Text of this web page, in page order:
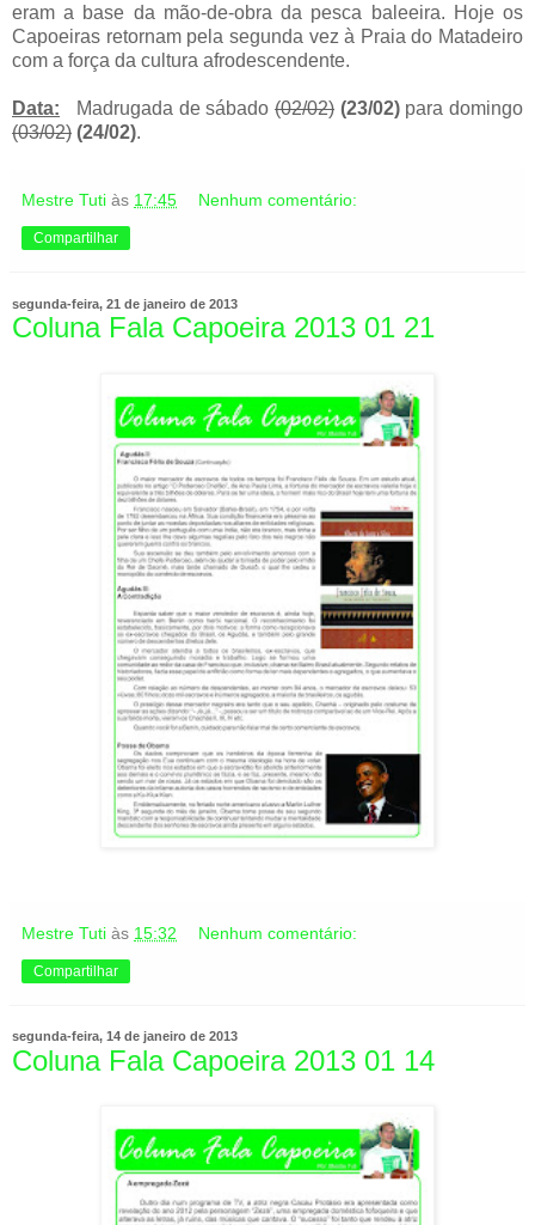
eram a base da mão-de-obra da pesca baleeira. Hoje os
Capoeiras retornam pela segunda vez à Praia do Matadeiro
com a força da cultura afrodescendente.
Data: Madrugada de sábado (02/02) (23/02)para domingo
(03/02) (24/02).
Mestre Tuti às 17:45 Nenhum comentário:
Compartilhar
segunda-feira, 21 de janeiro de 2013
Coluna Fala Capoeira 2013 01 21
Mestre Tuti às 15:32 Nenhum comentário:
Compartilhar
segunda-feira, 14 de janeiro de 2013
Coluna Fala Capoeira 2013 01 14